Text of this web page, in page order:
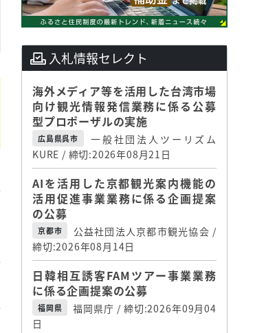
入札情報セレクト
海外メディア等を活用した台湾市場
向け観光情報発信業務に係る公募
型プロポーザルの実施
広島県呉市
一般社団法人ツーリズム
KURE / 締切:2026年08月21日
AIを活用した京都観光案内機能の
活用促進事業業務に係る企画提案
の公募
京都市
公益社団法人京都市観光協会 /
締切:2026年08月14日
日韓相互誘客FAMツアー事業業務
に係る企画提案の公募
福岡県
福岡県庁 / 締切:2026年09月04
日